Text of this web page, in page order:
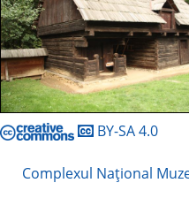
BY-SA 4.0
Complexul Naţional